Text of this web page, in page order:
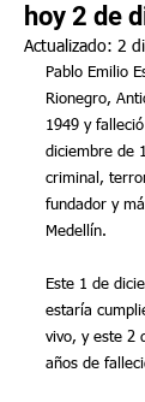
hoy 2 de
Actualizado: 2
Pablo Emilio
Rionegro,
1949 y
diciembre de
criminal ,
fundador y
Medellín.
Este 1 de
estaría
vivo, y este 2
años de